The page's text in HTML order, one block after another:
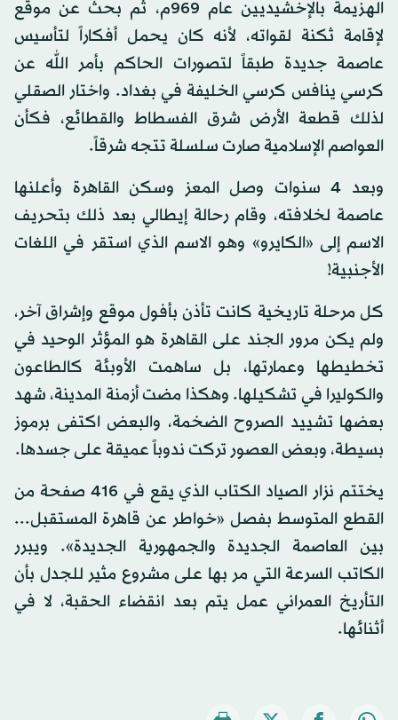
الهزيمة بالإخشيديين عام 969م، ثم بحث عن موقع
لإقامة ثكنة لقواته، لأنه كان يحمل أفكاراً لتأسيس
عاصمة جديدة طبقاً لتصورات الحاكم بأمر الله عن
كرسي ينافس كرسي الخليفة في بغداد. واختار الصقلي
لذلك قطعة الأرض شرق الفسطاط والقطائع، فكأن
العواصم الإسلامية صارت سلسلة تتجه شرقاً.
وبعد 4 سنوات وصل المعز وسكن القاهرة وأعلنها
عاصمة لخلافته، وقام رحالة إيطالي بعد ذلك بتحريف
الاسم إلى «الكايرو» وهو الاسم الذي استقر في اللغات
الأجنبية!
كل مرحلة تاريخية كانت تأذن بأفول موقع وإشراق آخر،
ولم يكن مرور الجند على القاهرة هو المؤثر الوحيد في
تخطيطها وعمارتها، بل ساهمت الأوبئة كالطاعون
والكوليرا في تشكيلها. وهكذا مضت أزمنة المدينة، شهد
بعضها تشييد الصروح الضخمة، والبعض اكتفى برموز
بسيطة، وبعض العصور تركت ندوباً عميقة على جسدها.
يختتم نزار الصياد الكتاب الذي يقع في 416 صفحة من
القطع المتوسط بفصل «خواطر عن قاهرة المستقبل...
بين العاصمة الجديدة والجمهورية الجديدة». ويبرر
الكاتب السرعة التي مر بها على مشروع مثير للجدل بأن
التأريخ العمراني عمل يتم بعد انقضاء الحقبة، لا في
أثنائها.